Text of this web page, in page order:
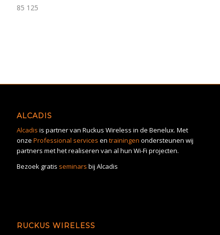
85 125
ALCADIS
Alcadis is partner van Ruckus Wireless in de Benelux. Met
onze Professional services en trainingen ondersteunen wij
partners met het realiseren van al hun Wi-Fi projecten.
Bezoek gratis seminars bij Alcadis
RUCKUS WIRELESS